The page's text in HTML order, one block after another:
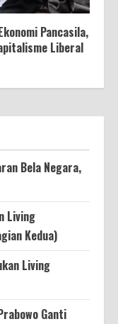
Pancasila,
Liberal
Bela Negara,
Living
Kedua)
Living
Ganti